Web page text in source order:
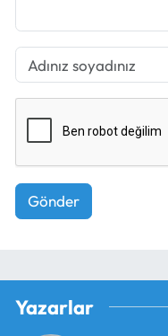
Gönder
Yazarlar